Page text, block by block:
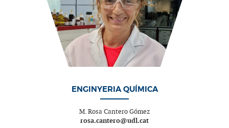
ENGINYERIA QUÍMICA
M. Rosa Cantero Gómez
rosa.cantero@udl.cat